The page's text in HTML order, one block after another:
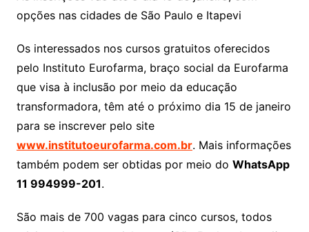
opções nas cidades de São Paulo e Itapevi
Os interessados nos cursos gratuitos oferecidos
pelo Instituto Eurofarma, braço social da Eurofarma
que visa à inclusão por meio da educação
transformadora, têm até o próximo dia 15 de janeiro
para se inscrever pelo site
www.institutoeurofarma.com.br. Mais informações
também podem ser obtidas por meio do WhatsApp
11 994999-201.
São mais de 700 vagas para cinco cursos, todos